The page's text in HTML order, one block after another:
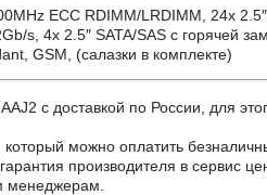
ECC RDIMM/LRDIMM, 24x
s, 4x 2.5″ SATA/SAS с горячей
GSM, (салазки в комплекте)
доставкой по России, для
можно оплатить
производителя в сервис
менеджерам.